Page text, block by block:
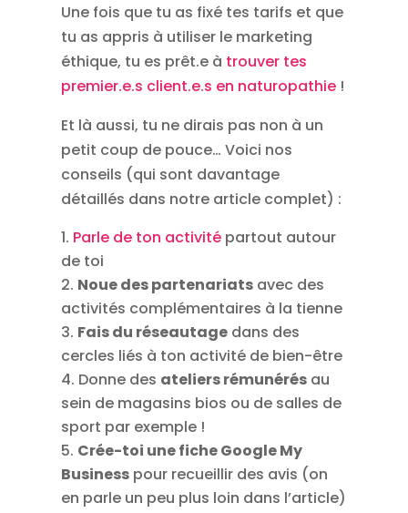
Une fois que tu as fixé tes tarifs et que
tu as appris à utiliser le marketing
éthique, tu es prêt.e à trouver tes
premier.e.s client.e.s en naturopathie !
Et là aussi, tu ne dirais pas non à un
petit coup de pouce… Voici nos
conseils (qui sont davantage
détaillés dans notre article complet) :
Parle de ton activité partout autour
de toi
Noue des partenariats avec des
activités complémentaires à la tienne
Fais du réseautage dans des
cercles liés à ton activité de bien-être
Donne des ateliers rémunérés au
sein de magasins bios ou de salles de
sport par exemple !
Crée-toi une fiche Google My
Business pour recueillir des avis (on
en parle un peu plus loin dans l’article)